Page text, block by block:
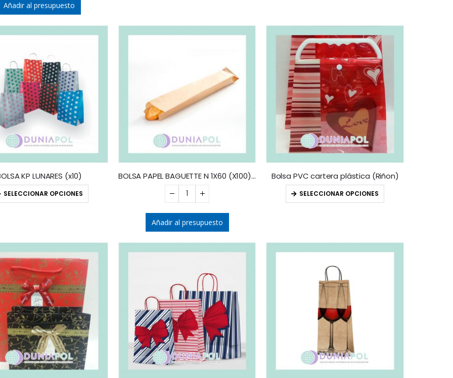
Añadir al presupuesto
KP LUNARES (x10)
SELECCIONAR OPCIONES
BOLSA PAPEL BAGUETTE N 1X60 (X100) 60cm
Añadir al presupuesto
Bolsa PVC cartera plástica (Riñon)
SELECCIONAR OPCIONES